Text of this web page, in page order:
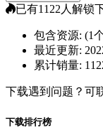
已有1122人解锁
包含资源: (1
最近更新:
累计销量:
下载遇到问题？可
下载排行榜